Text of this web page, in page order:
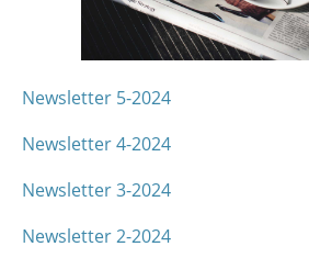
Newsletter 5-2024
Newsletter 4-2024
Newsletter 3-2024
Newsletter 2-2024